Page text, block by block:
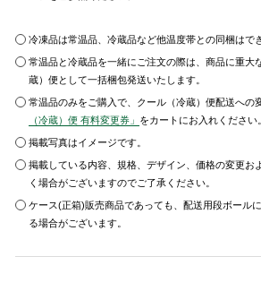
冷凍品は常温品、冷蔵品など他温度帯との同梱はで
常温品と冷蔵品を一緒にご注文の際は、商品に重大
蔵）便として一括梱包発送いたします。
常温品のみをご購入で、クール（冷蔵）便配送への
（冷蔵）便 有料変更券」 をカートにお入れください
掲載写真はイメージです。
掲載している内容、規格、デザイン、価格の変更お
く場合がございますのでご了承ください。
ケース(正箱)販売商品であっても、配送用段ボール
る場合がございます。